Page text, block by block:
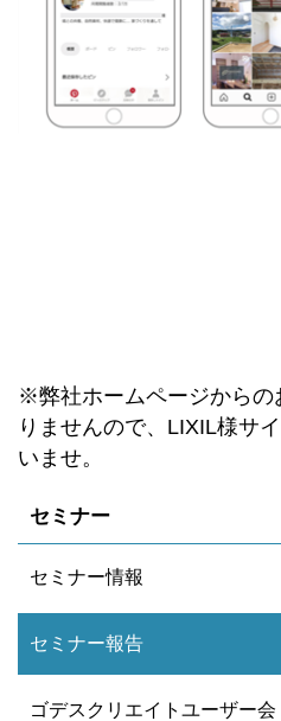
※弊社ホームページからの
りませんので、LIXIL様サ
いませ。
セミナー
セミナー情報
セミナー報告
ゴデスクリエイトユーザー会